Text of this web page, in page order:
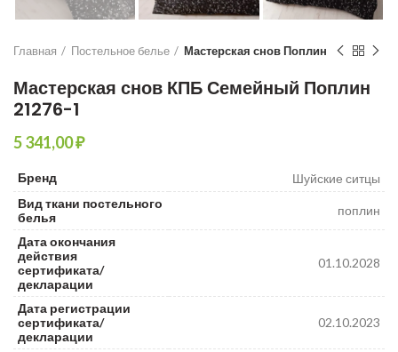
Главная Постельное белье Мастерская снов Поплин
Мастерская снов КПБ Семейный Поплин
21276-1
₽
Бренд
Шуйские ситцы
Вид ткани постельного
белья
поплин
Дата окончания
действия
сертификата/
декларации
01.10.2028
Дата регистрации
сертификата/
декларации
02.10.2023